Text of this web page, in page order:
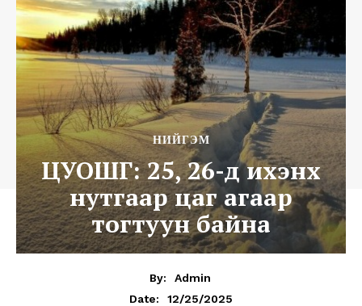
НИЙГЭМ
ЦУОШГ: 25, 26-д ихэнх
нутгаар цаг агаар
тогтуун байна
By:
Admin
Date:
12/25/2025